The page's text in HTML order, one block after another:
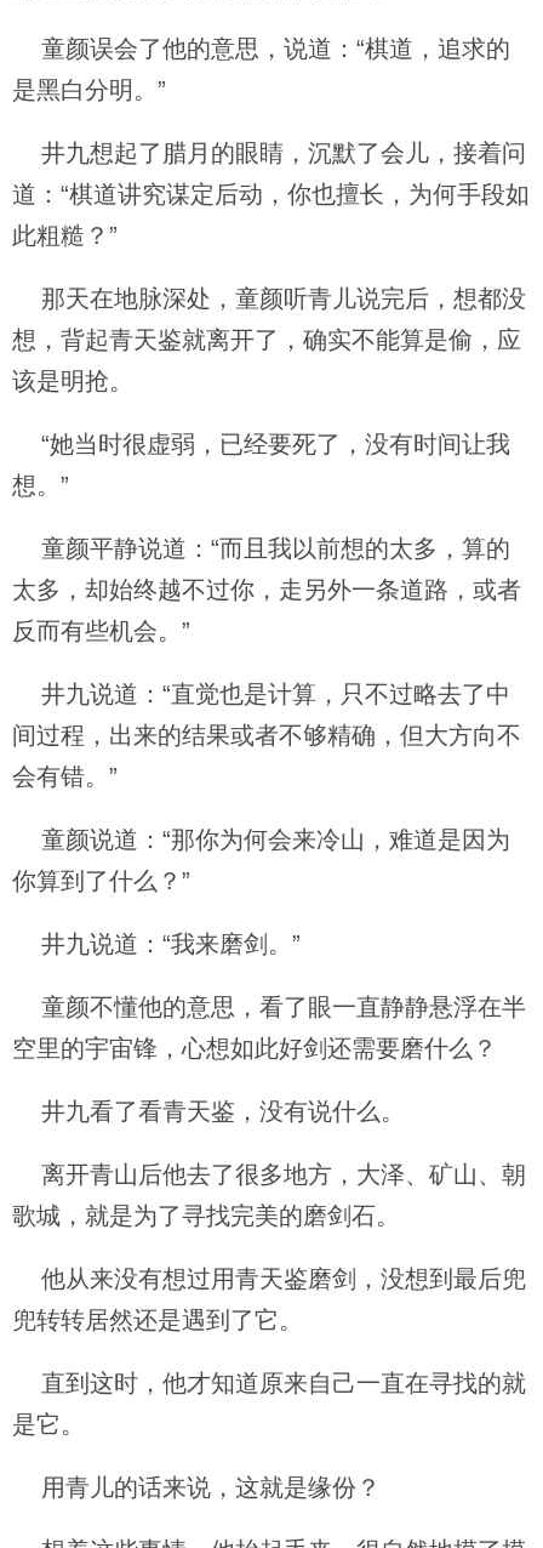
童颜误会了他的意思，说道：“棋道，追求的
是黑白分明。”
井九想起了腊月的眼睛，沉默了会儿，接着问
道：“棋道讲究谋定后动，你也擅长，为何手段如
此粗糙？”
那天在地脉深处，童颜听青儿说完后，想都没
想，背起青天鉴就离开了，确实不能算是偷，应
该是明抢。
“她当时很虚弱，已经要死了，没有时间让我
想。”
童颜平静说道：“而且我以前想的太多，算的
太多，却始终越不过你，走另外一条道路，或者
反而有些机会。”
井九说道：“直觉也是计算，只不过略去了中
间过程，出来的结果或者不够精确，但大方向不
会有错。”
童颜说道：“那你为何会来冷山，难道是因为
你算到了什么？”
井九说道：“我来磨剑。”
童颜不懂他的意思，看了眼一直静静悬浮在半
空里的宇宙锋，心想如此好剑还需要磨什么？
井九看了看青天鉴，没有说什么。
离开青山后他去了很多地方，大泽、矿山、朝
歌城，就是为了寻找完美的磨剑石。
他从来没有想过用青天鉴磨剑，没想到最后兜
兜转转居然还是遇到了它。
直到这时，他才知道原来自己一直在寻找的就
是它。
用青儿的话来说，这就是缘份？